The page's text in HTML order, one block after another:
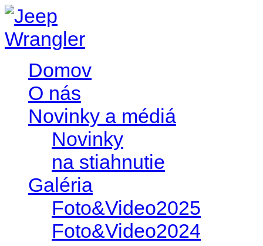
Domov
O nás
Novinky a médiá
Novinky
na stiahnutie
Galéria
Foto&Video2025
Foto&Video2024